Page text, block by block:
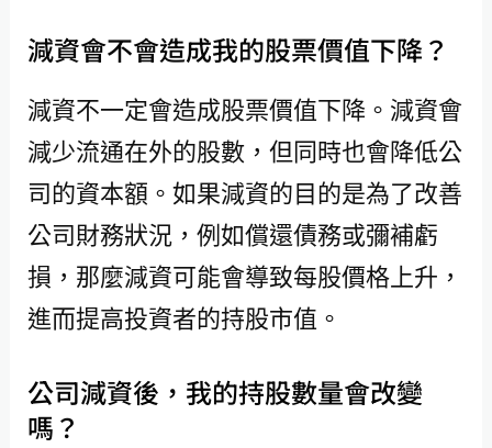
減資會不會造成我的股票價值下降？
減資不一定會造成股票價值下降。減資會
減少流通在外的股數，但同時也會降低公
司的資本額。如果減資的目的是為了改善
公司財務狀況，例如償還債務或彌補虧
損，那麼減資可能會導致每股價格上升，
進而提高投資者的持股市值。
公司減資後，我的持股數量會改變
嗎？